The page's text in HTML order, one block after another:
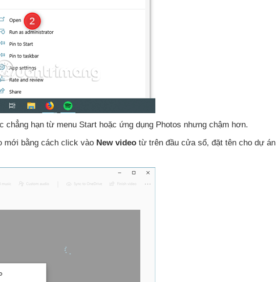
chẳng hạn từ menu Start hoặc ứng dụng Photos nhưng chậm hơn.
mới bằng cách click vào New video từ trên đầu cửa sổ, đặt tên cho dự án